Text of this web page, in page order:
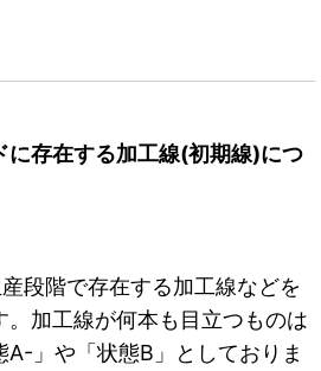
に存在する加工線(初期線)につ
段階で存在する加工線などを
加工線が何本も目立つものは
A-」や「状態B」としておりま